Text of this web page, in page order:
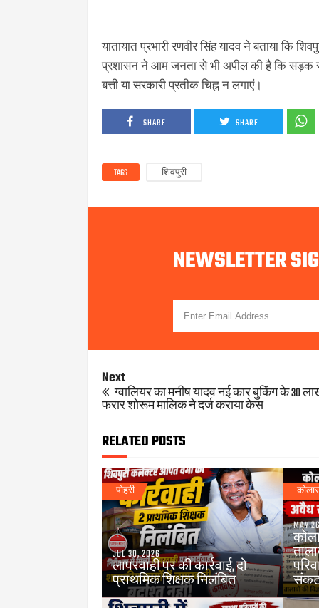
यातायात प्रभारी रणवीर सिंह यादव ने बताया कि
प्रशासन ने आम जनता से भी अपील की है कि सड़क
बत्ती या सरकारी प्रतीक चिह्न न लगाएं।
SHARE SHARE
TAGS शिवपुरी
NEWSLETTER
Next
ग्वालियर का मनीष यादव नई कार बुकिंग के 30
फरार शोरूम मालिक ने दर्ज कराया केस
RELATED POSTS
पोहरी
JUL 30, 2026
लापरवाही पर की कार्रवाई, दो
प्राथमिक शिक्षक निलंबित
MAY